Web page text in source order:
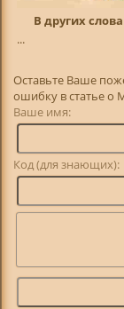
В других
...
Оставьте Ваше
ошибку в статье о
Ваше имя:
Код (для знающих):